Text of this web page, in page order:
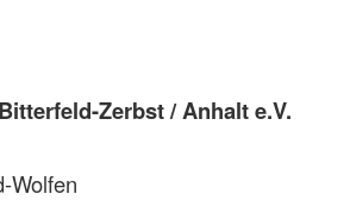
Zerbst / Anhalt e.V.
Wolfen